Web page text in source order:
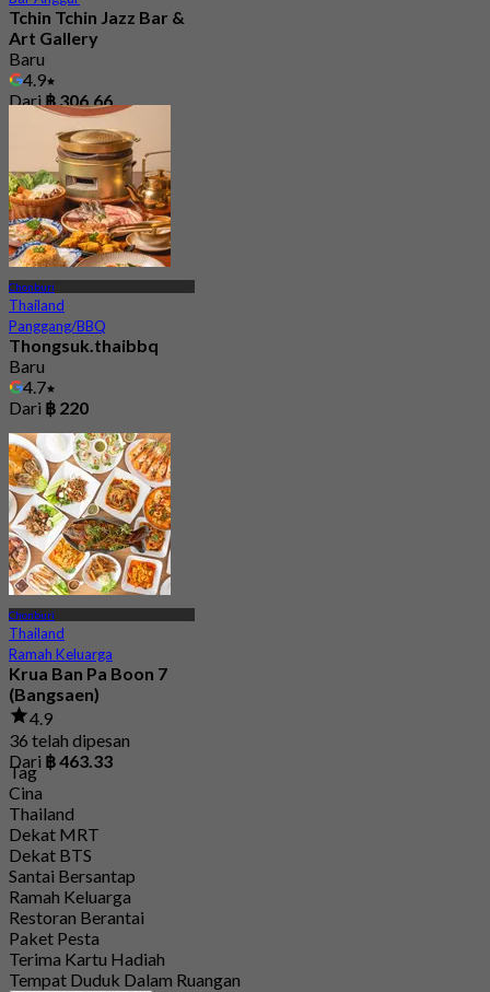
Tchin Tchin Jazz Bar &
Art Gallery
Baru
4.9
Dari฿ 306.66
Chonburi
Thailand
Panggang/BBQ
Thongsuk.thaibbq
Baru
4.7
Dari ฿ 220
Chonburi
Thailand
Ramah Keluarga
Krua Ban Pa Boon 7
(Bangsaen)
4.9
36 telah dipesan
Dari ฿ 463.33
Tag
Cina
Thailand
Dekat MRT
Dekat BTS
Santai Bersantap
Ramah Keluarga
Restoran Berantai
Paket Pesta
Terima Kartu Hadiah
Tempat Duduk Dalam Ruangan